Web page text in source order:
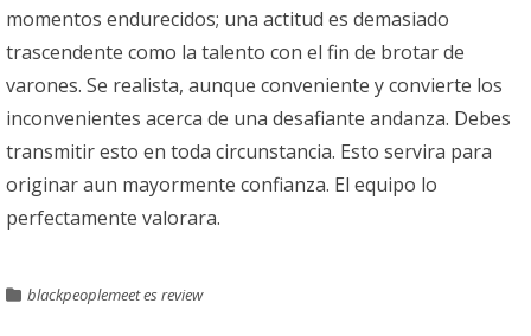
momentos endurecidos; una actitud es demasiado
trascendente como la talento con el fin de brotar de
varones. Se realista, aunque conveniente y convierte los
inconvenientes acerca de una desafiante andanza. Debes
transmitir esto en toda circunstancia. Esto servira para
originar aun mayormente confianza. El equipo lo
perfectamente valorara.
blackpeoplemeet es review